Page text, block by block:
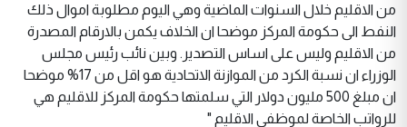
من الاقليم خلال السنوات الماضية وهي اليوم مطلوبة اموال ذلك
النفط الى حكومة المركز موضحا ان الخلاف يكمن بالارقام المصدرة
من الاقليم وليس على اساس التصدير. وبين نائب رئيس مجلس
الوزراء ان نسبة الكرد من الموازنة الاتحادية هو اقل من 17% موضحا
ان مبلغ 500 مليون دولار التي سلمتها حكومة المركز للاقليم هي
للرواتب الخاصة لموظفي الاقليم "